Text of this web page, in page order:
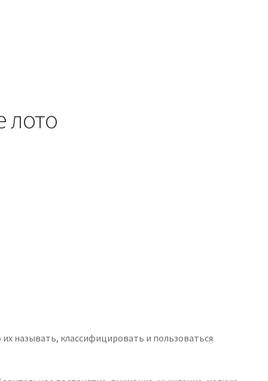
лото
называть, классифицировать и пользоваться